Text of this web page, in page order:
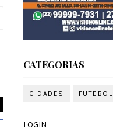
CATEGORIAS
CIDADES FUTEBOL
LOGIN